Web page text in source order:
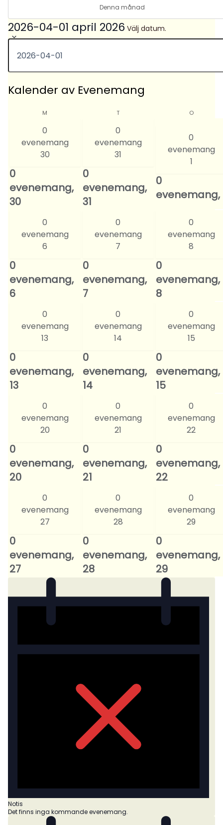
Denna månad
2026-04-01 april 2026 Välj datum.
Kalender av Evenemang
M T O
0
evenemang
30
0
evenemang,
30
0
evenemang
31
0
evenemang,
31
0
evenemang
1
0
evenemang,
0
evenemang
6
0
evenemang,
6
0
evenemang
7
0
evenemang,
7
0
evenemang
8
0
evenemang,
8
0
evenemang
13
0
evenemang,
13
0
evenemang
14
0
evenemang,
14
0
evenemang
15
0
evenemang,
15
0
evenemang
20
0
evenemang,
20
0
evenemang
21
0
evenemang,
21
0
evenemang
22
0
evenemang,
22
0
evenemang
27
0
evenemang,
27
0
evenemang
28
0
evenemang,
28
0
evenemang
29
0
evenemang,
29
Notis
Det finns inga kommande evenemang.